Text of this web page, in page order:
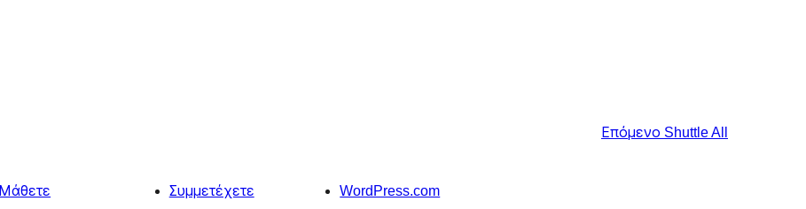
Επόμενο Shuttle All
Μάθετε Συμμετέχετε WordPress.com